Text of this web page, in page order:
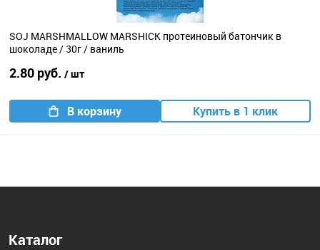
SOJ MARSHMALLOW MARSHICK протеиновый батончик в
шоколаде / 30г / ваниль
2.80 руб. / шт
В корзину Купить в 1 клик
Каталог